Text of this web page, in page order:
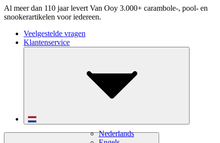
Al meer dan 110 jaar levert Van Ooy 3.000+ carambole-, pool- en
snookerartikelen voor iedereen.
Veelgestelde vragen
Klantenservice
Nederlands